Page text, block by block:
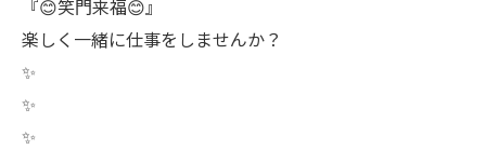
『😊笑門来福😊』
楽しく一緒に仕事をしませんか？
✨
✨
✨